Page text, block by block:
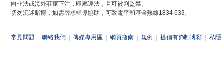
向非法或海外莊家下注，即屬違法，且可被判監禁。
切勿沉迷賭博，如需尋求輔導協助，可致電平和基金熱線1834 633。
常見問題 聯絡我們 傳媒專用區 網頁指南 規例 提倡有節制博彩 私